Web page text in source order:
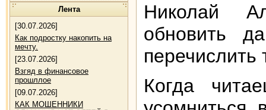
Лента
[30.07.2026]
Как подростку накопить на
мечту.
[23.07.2026]
Взгяд в финансовое
прошллое
[09.07.2026]
КАК МОШЕННИКИ
Николай
обновить
Когда